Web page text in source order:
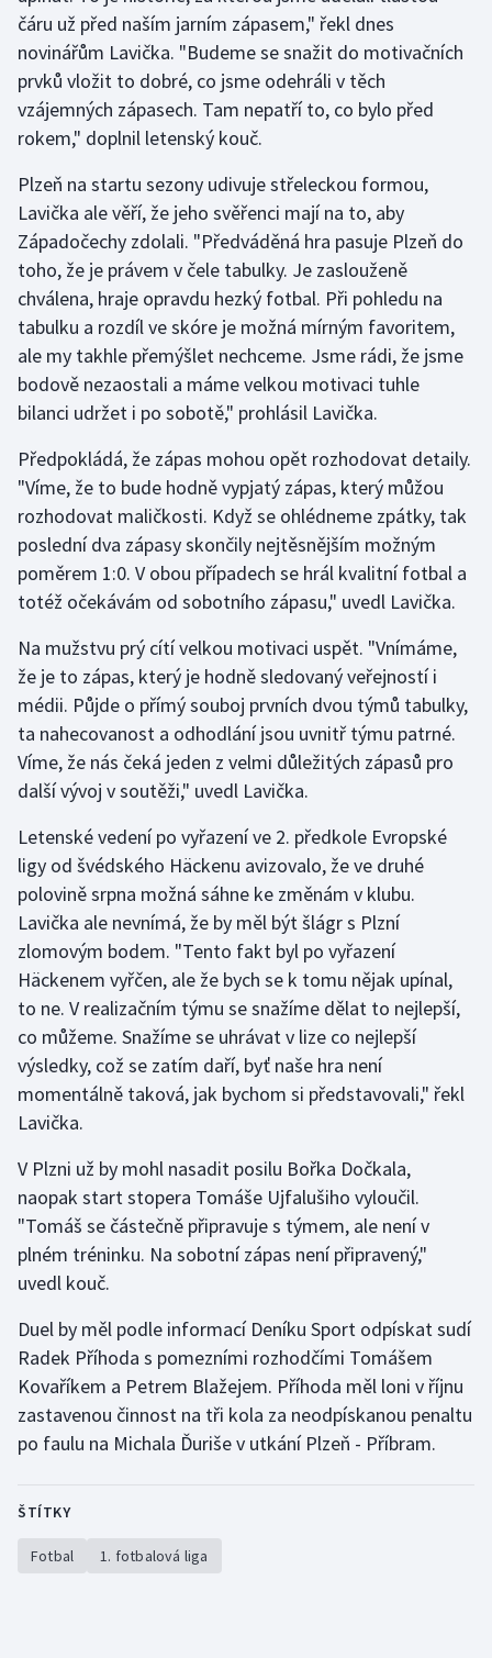
čáru už před naším jarním zápasem," řekl dnes
novinářům Lavička. "Budeme se snažit do motivačních
prvků vložit to dobré, co jsme odehráli v těch
vzájemných zápasech. Tam nepatří to, co bylo před
rokem," doplnil letenský kouč.
Plzeň na startu sezony udivuje střeleckou formou,
Lavička ale věří, že jeho svěřenci mají na to, aby
Západočechy zdolali. "Předváděná hra pasuje Plzeň do
toho, že je právem v čele tabulky. Je zaslouženě
chválena, hraje opravdu hezký fotbal. Při pohledu na
tabulku a rozdíl ve skóre je možná mírným favoritem,
ale my takhle přemýšlet nechceme. Jsme rádi, že jsme
bodově nezaostali a máme velkou motivaci tuhle
bilanci udržet i po sobotě," prohlásil Lavička.
Předpokládá, že zápas mohou opět rozhodovat detaily.
"Víme, že to bude hodně vypjatý zápas, který můžou
rozhodovat maličkosti. Když se ohlédneme zpátky, tak
poslední dva zápasy skončily nejtěsnějším možným
poměrem 1:0. V obou případech se hrál kvalitní fotbal a
totéž očekávám od sobotního zápasu," uvedl Lavička.
Na mužstvu prý cítí velkou motivaci uspět. "Vnímáme,
že je to zápas, který je hodně sledovaný veřejností i
médii. Půjde o přímý souboj prvních dvou týmů tabulky,
ta nahecovanost a odhodlání jsou uvnitř týmu patrné.
Víme, že nás čeká jeden z velmi důležitých zápasů pro
další vývoj v soutěži," uvedl Lavička.
Letenské vedení po vyřazení ve 2. předkole Evropské
ligy od švédského Häckenu avizovalo, že ve druhé
polovině srpna možná sáhne ke změnám v klubu.
Lavička ale nevnímá, že by měl být šlágr s Plzní
zlomovým bodem. "Tento fakt byl po vyřazení
Häckenem vyřčen, ale že bych se k tomu nějak upínal,
to ne. V realizačním týmu se snažíme dělat to nejlepší,
co můžeme. Snažíme se uhrávat v lize co nejlepší
výsledky, což se zatím daří, byť naše hra není
momentálně taková, jak bychom si představovali," řekl
Lavička.
V Plzni už by mohl nasadit posilu Bořka Dočkala,
naopak start stopera Tomáše Ujfalušiho vyloučil.
"Tomáš se částečně připravuje s týmem, ale není v
plném tréninku. Na sobotní zápas není připravený,"
uvedl kouč.
Duel by měl podle informací Deníku Sport odpískat sudí
Radek Příhoda s pomezními rozhodčími Tomášem
Kovaříkem a Petrem Blažejem. Příhoda měl loni v říjnu
zastavenou činnost na tři kola za neodpískanou penaltu
po faulu na Michala Ďuriše v utkání Plzeň - Příbram.
ŠTÍTKY
Fotbal 1. fotbalová liga